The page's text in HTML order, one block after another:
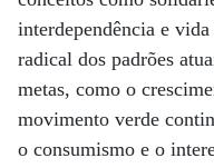
interdependência e
radical dos padrões
metas, como o
movimento verde
o consumismo e o